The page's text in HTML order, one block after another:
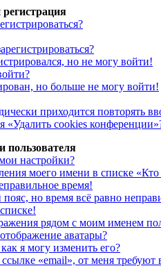
но не могу войти!
но больше не могу войти!
приходится повторять
«Удалить cookies
пользователя
настройки?
моего имени в списке
время!
но время всё равно
рядом с моим именем
аватары?
я могу изменить его?
«email», от меня